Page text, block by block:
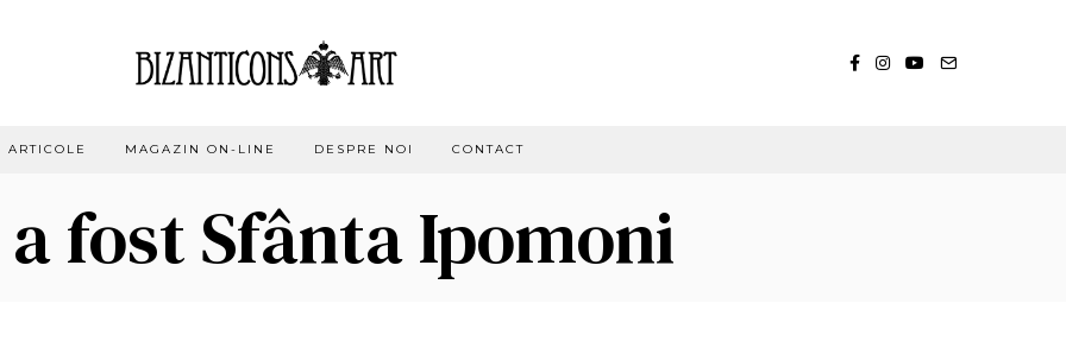
ARTICOLE MAGAZIN ON-LINE DESPRE NOI CONTACT
fost Sfânta Ipomoni